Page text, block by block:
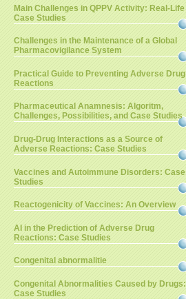
Main Challenges in QPPV Activity: Real-Life
Case Studies
Challenges in the Maintenance of a Global
Pharmacovigilance System
Practical Guide to Preventing Adverse Drug
Reactions
Pharmaceutical Anamnesis: Algoritm,
Challenges, Possibilities, and Case Studies
Drug-Drug Interactions as a Source of
Adverse Reactions: Case Studies
Vaccines and Autoimmune Disorders: Case
Studies
Reactogenicity of Vaccines: An Overview
AI in the Prediction of Adverse Drug
Reactions: Case Studies
Congenital abnormalitie
Congenital Abnormalities Caused by Drugs:
Case Studies